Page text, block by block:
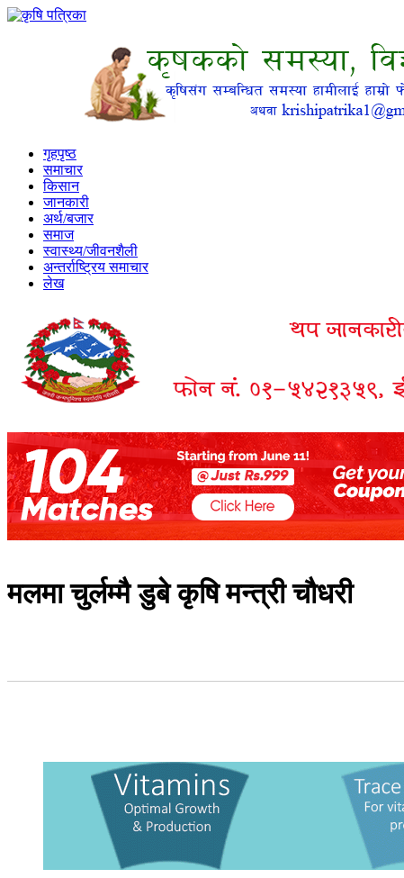
गृहपृष्ठ
समाचार
किसान
जानकारी
अर्थ/बजार
समाज
स्वास्थ्य/जीवनशैली
अन्तर्राष्ट्रिय समाचार
लेख
मलमा चुर्लम्मै डुबे कृषि मन्त्री चौधरी